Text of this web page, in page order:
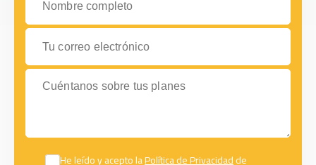
Tu correo electrónico
Cuéntanos sobre tus planes
He leído y acepto laPolítica de Privacidadde